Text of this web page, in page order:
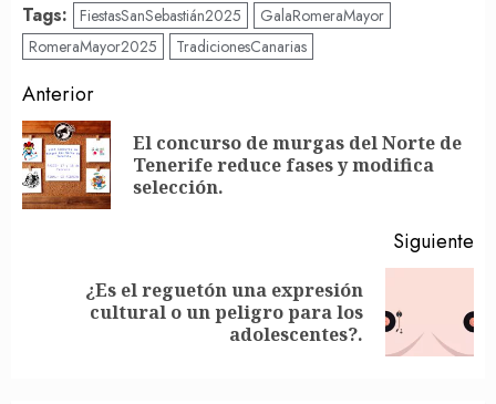
Tags: FiestasSanSebastián2025
GalaRomeraMayor
RomeraMayor2025
TradicionesCanarias
Post
navigation
Anterior
El concurso de murgas del Norte de
Tenerife reduce fases y modifica
selección.
Siguiente
Siguiente
¿Es el reguetón una expresión
cultural o un peligro para los
adolescentes?.